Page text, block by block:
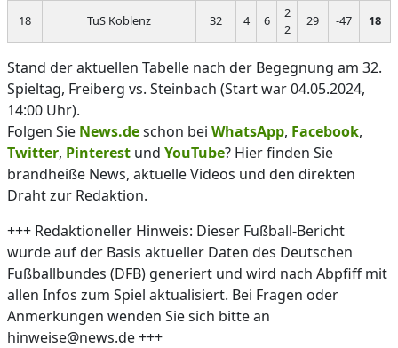
18 TuS Koblenz 32 4 6
2
2
29 -47 18
Stand der aktuellen Tabelle nach der Begegnung am 32.
Spieltag, Freiberg vs. Steinbach (Start war 04.05.2024,
14:00 Uhr).
Folgen Sie News.deschon bei WhatsApp, Facebook,
Twitter, Pinterest und YouTube? Hier finden Sie
brandheiße News, aktuelle Videos und den direkten
Draht zur Redaktion.
+++ Redaktioneller Hinweis: Dieser Fußball-Bericht
wurde auf der Basis aktueller Daten des Deutschen
Fußballbundes (DFB) generiert und wird nach Abpfiff mit
allen Infos zum Spiel aktualisiert. Bei Fragen oder
Anmerkungen wenden Sie sich bitte an
hinweise@news.de +++